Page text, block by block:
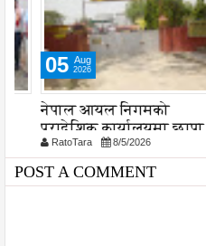
05 Aug
2026
नेपाल आयल निगमको
प्रादेशिक कार्यालयमा छापा
RatoTara 8/5/2026
POST A COMMENT